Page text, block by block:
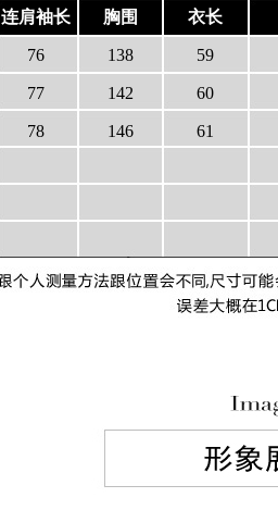
连肩袖长 胸围 衣长
76 138 59
77 142 60
78 146 61